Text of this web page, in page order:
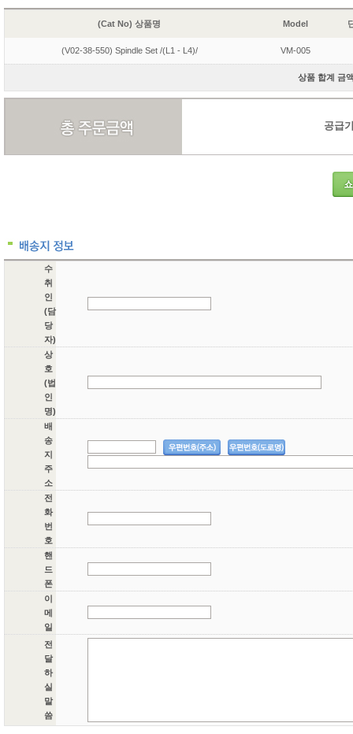
(Cat No) 상품명 Model
(V02-38-550) Spindle Set /(L1 - L4)/ VM-005
상품 합계 금
공급
수
취
인
(담
당
자)
상
호
(법
인
명)
배
송
지
주
소
전
화
번
호
핸
드
폰
이
메
일
전
달
하
실
말
씀